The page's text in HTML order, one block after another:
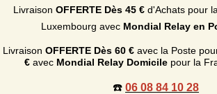
Livraison OFFERTE Dès 45 €d'Achats pour
Luxembourg avec Mondial Relay en
Livraison OFFERTE Dès 60 €avec la Poste
€avec Mondial Relay Domicilepour la
☎️ 06 08 84 10 28